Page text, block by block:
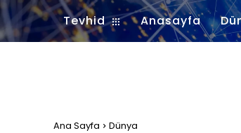
Tevhid Anasayfa
Ana Sayfa Dünya